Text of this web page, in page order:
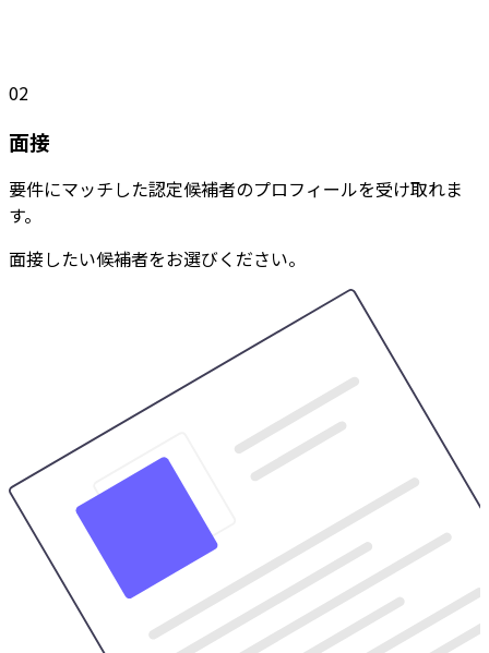
02
面接
要件にマッチした認定候補者のプロフィールを受け取れま
す。
面接したい候補者をお選びください。